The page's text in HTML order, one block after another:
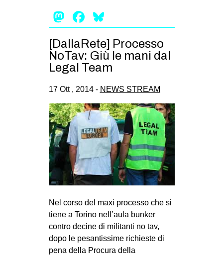
GENERI
PRECARIATO
REPRESSIONE
STUDENTI
CULTURE
ARTE
CINEMA
MANIFESTI
MUSICA
INTERNAZIONALE
AFRICA
AMERICHE
Mastodon
Facebook
[DallaRete] Processo
NoTav: Giù le mani dal
Legal Team
17 Ott , 2014 - NEWS STREAM
Nel corso del maxi processo che si
tiene a Torino nell’aula bunker
contro decine di militanti no tav,
dopo le pesantissime richieste di
pena della Procura della